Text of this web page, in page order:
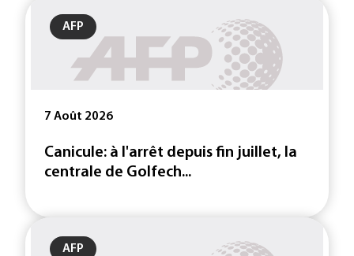
AFP
7 Août 2026
Canicule: à l'arrêt depuis fin juillet, la
centrale de Golfech...
AFP